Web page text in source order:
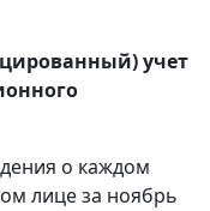
учет
о каждом
лице за ноябрь